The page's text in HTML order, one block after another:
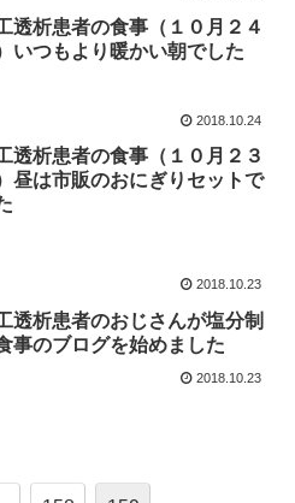
透析患者の食事（１０月２４
いつもより暖かい朝でした
2018.10.24
透析患者の食事（１０月２３
昼は市販のおにぎりセットで
2018.10.23
透析患者のおじさんが塩分制
事のブログを始めました
2018.10.23